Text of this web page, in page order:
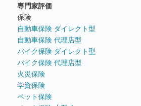
専門家評価
保険
自動車保険 ダイレクト型
自動車保険 代理店型
バイク保険 ダイレクト型
バイク保険 代理店型
火災保険
学資保険
ペット保険